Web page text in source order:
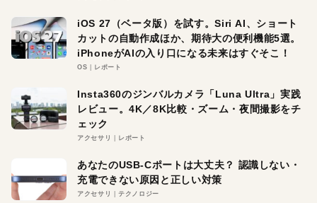
iOS 27（ベータ版）を試す。Siri AI、ショート
カットの自動作成ほか、期待大の便利機能5選。
iPhoneがAIの入り口になる未来はすぐそこ！
OS レポート
Insta360のジンバルカメラ「Luna Ultra」実践
レビュー。4K／8K比較・ズーム・夜間撮影をチ
ェック
アクセサリ レポート
あなたのUSB-Cポートは大丈夫？ 認識しない・
充電できない原因と正しい対策
アクセサリ テクノロジー